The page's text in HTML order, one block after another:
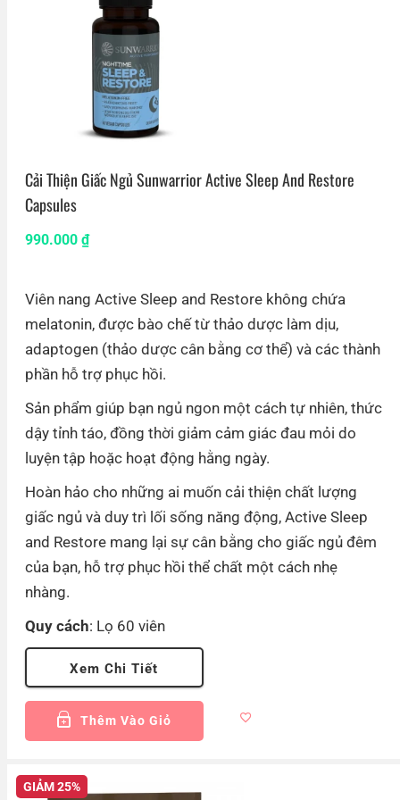
Cải Thiện Giấc Ngủ Sunwarrior Active Sleep And Restore
Capsules
990.000 ₫
Viên nang Active Sleep and Restore không chứa
melatonin, được bào chế từ thảo dược làm dịu,
adaptogen (thảo dược cân bằng cơ thể) và các thành
phần hỗ trợ phục hồi.
Sản phẩm giúp bạn ngủ ngon một cách tự nhiên, thức
dậy tỉnh táo, đồng thời giảm cảm giác đau mỏi do
luyện tập hoặc hoạt động hằng ngày.
Hoàn hảo cho những ai muốn cải thiện chất lượng
giấc ngủ và duy trì lối sống năng động, Active Sleep
and Restore mang lại sự cân bằng cho giấc ngủ đêm
của bạn, hỗ trợ phục hồi thể chất một cách nhẹ
nhàng.
Quy cách: Lọ 60 viên
Xem Chi Tiết
Thêm Vào Giỏ
GIẢM 25%